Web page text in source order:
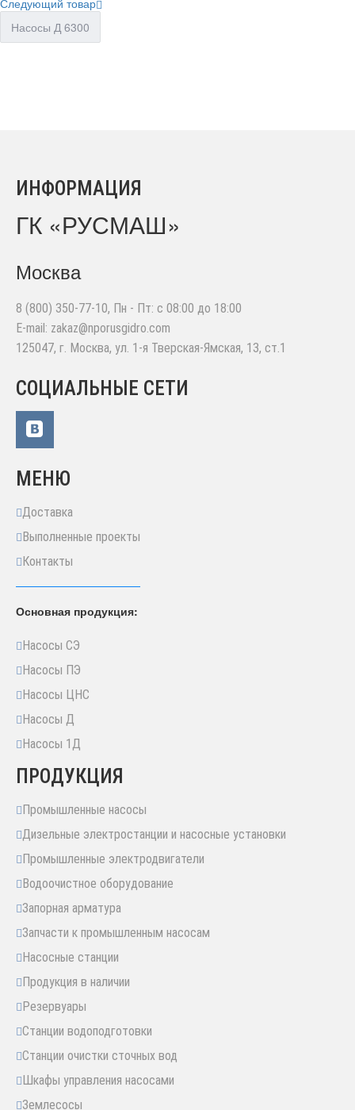
Насосы Д 6300
ИНФОРМАЦИЯ
ГК «РУСМАШ»
Москва
8 (800) 350-77-10, Пн - Пт: с 08:00 до 18:00
E-mail: zakaz@nporusgidro.com
125047, г. Москва, ул. 1-я Тверская-Ямская, 13, ст.1
СОЦИАЛЬНЫЕ СЕТИ
МЕНЮ
Доставка
Выполненные проекты
Контакты
Основная продукция:
Насосы СЭ
Насосы ПЭ
Насосы ЦНС
Насосы Д
Насосы 1Д
ПРОДУКЦИЯ
Промышленные насосы
Дизельные электростанции и насосные установки
Промышленные электродвигатели
Водоочистное оборудование
Запорная арматура
Запчасти к промышленным насосам
Насосные станции
Продукция в наличии
Резервуары
Станции водоподготовки
Станции очистки сточных вод
Шкафы управления насосами
Землесосы